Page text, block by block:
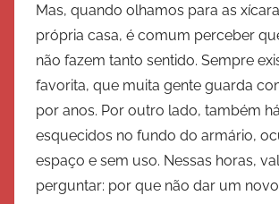
v
a
ç
ã
o
Mas, quando olhamos para as
própria casa, é comum perceber
não fazem tanto sentido. Sempre
favorita, que muita gente guarda
por anos. Por outro lado, também
esquecidos no fundo do armário,
espaço e sem uso. Nessas horas,
perguntar: por que não dar um novo